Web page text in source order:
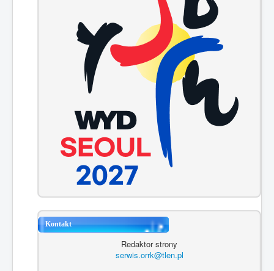
Kontakt
Redaktor strony
serwis.orrk@tlen.pl